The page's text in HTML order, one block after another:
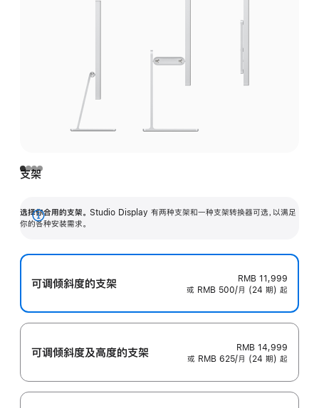
支架
选择你合用的支架。 Studio Display 有两种支架和一种支架转换器可选，以满足
你的各种安装需求。
展
可调倾斜度的支架
RMB 11,999
或 RMB 500/月 (24 期) 起
可调倾斜度及高‍度的支‍架
RMB 14,999
或 RMB 625/月 (24 期) 起